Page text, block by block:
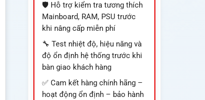
🛡️ Hỗ trợ kiểm tra tương thích
Mainboard, RAM, PSU trước
khi nâng cấp miễn phí
🔧 Test nhiệt độ, hiệu năng và
độ ổn định hệ thống trước khi
bàn giao khách hàng
✅ Cam kết hàng chính hãng –
hoạt động ổn định – bảo hành